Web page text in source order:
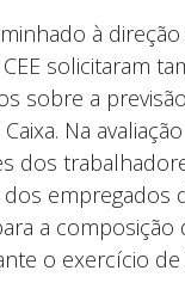
à
solicitaram
sobre a
Na
dos
empregados
a composição
o exercício de